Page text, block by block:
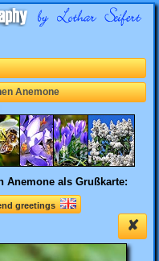
Anemone
Anemone als Grußkarte:
greetings
✘